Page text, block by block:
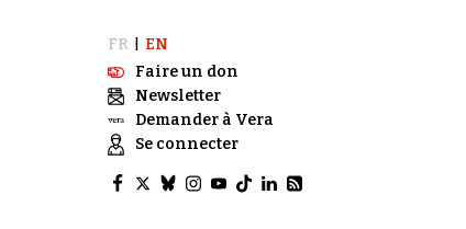
FR
EN
Faire un don
Newsletter
Demander à Vera
Se connecter